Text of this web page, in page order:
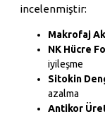
incelenmiştir:
Makrofaj
NK Hücre
iyileşme
Sitokin
azalma
Antikor